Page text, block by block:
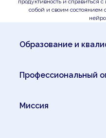
продуктивность и справиться
собой и своим состоянием
Образование и
Профессиональный
Миссия